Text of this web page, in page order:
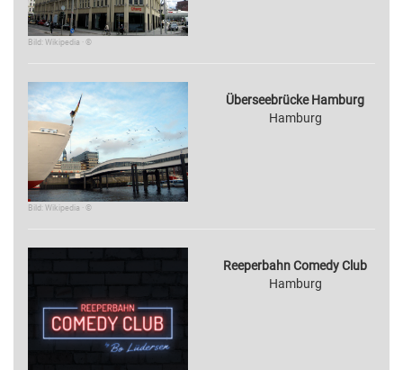
Bild: Wikipedia · ©
Bild: Wikipedia · ©
Überseebrücke Hamburg
Hamburg
Reeperbahn Comedy Club
Hamburg